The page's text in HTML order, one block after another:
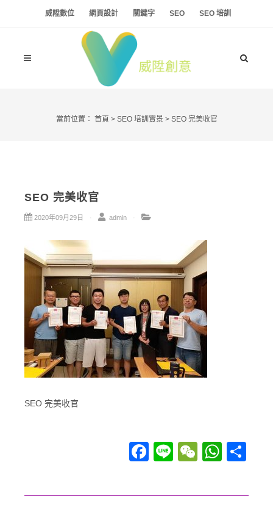
威陞數位 網頁設計 關鍵字 SEO SEO 培訓
當前位置： 首頁 > SEO 培訓實景> SEO 完美收官
SEO 完美收官
2020年09月29日 admin
SEO 完美收官
FacebookLine WeChat WhatsApp